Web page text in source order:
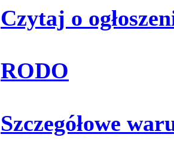
Czytaj o
RODO
Szczegółowe